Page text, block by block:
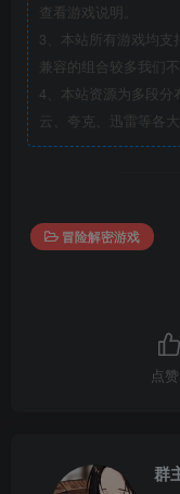
查看游戏说明。
3、本站所有游戏均支
兼容的组合较多我们
4、本站资源为多段分
云、夸克、迅雷等各
冒险解密游戏
点赞
群